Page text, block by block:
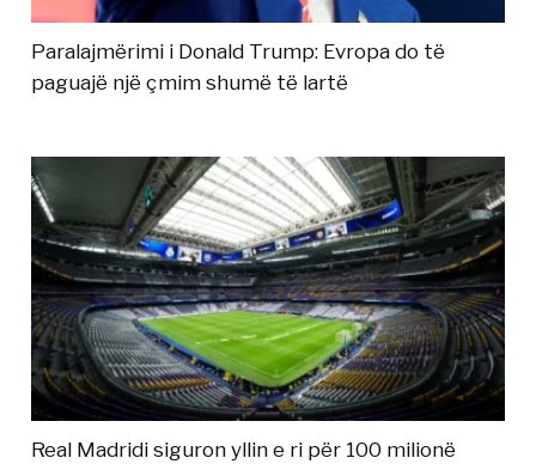
Paralajmërimi i Donald Trump: Evropa do të
paguajë një çmim shumë të lartë
Real Madridi siguron yllin e ri për 100 milionë